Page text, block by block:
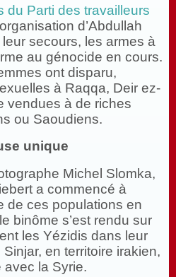
du Parti des travailleurs
d’Abdullah
secours, les armes à
au génocide en cours.
ont disparu,
à Raqqa, Deir ez-
vendues à de riches
ou Saoudiens.
unique
Michel Slomka,
a commencé à
de ces populations en
binôme s’est rendu sur
les Yézidis dans leur
en territoire irakien,
avec la Syrie.